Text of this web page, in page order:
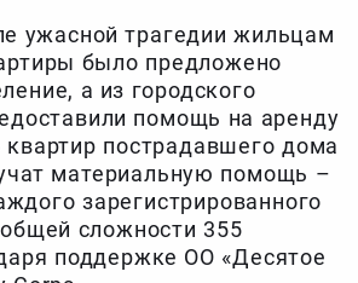
ужасной трагедии жильцам
было предложено
а из городского
помощь на аренду
пострадавшего дома
материальную помощь –
зарегистрированного
сложности 355
поддержке ОО «Десятое